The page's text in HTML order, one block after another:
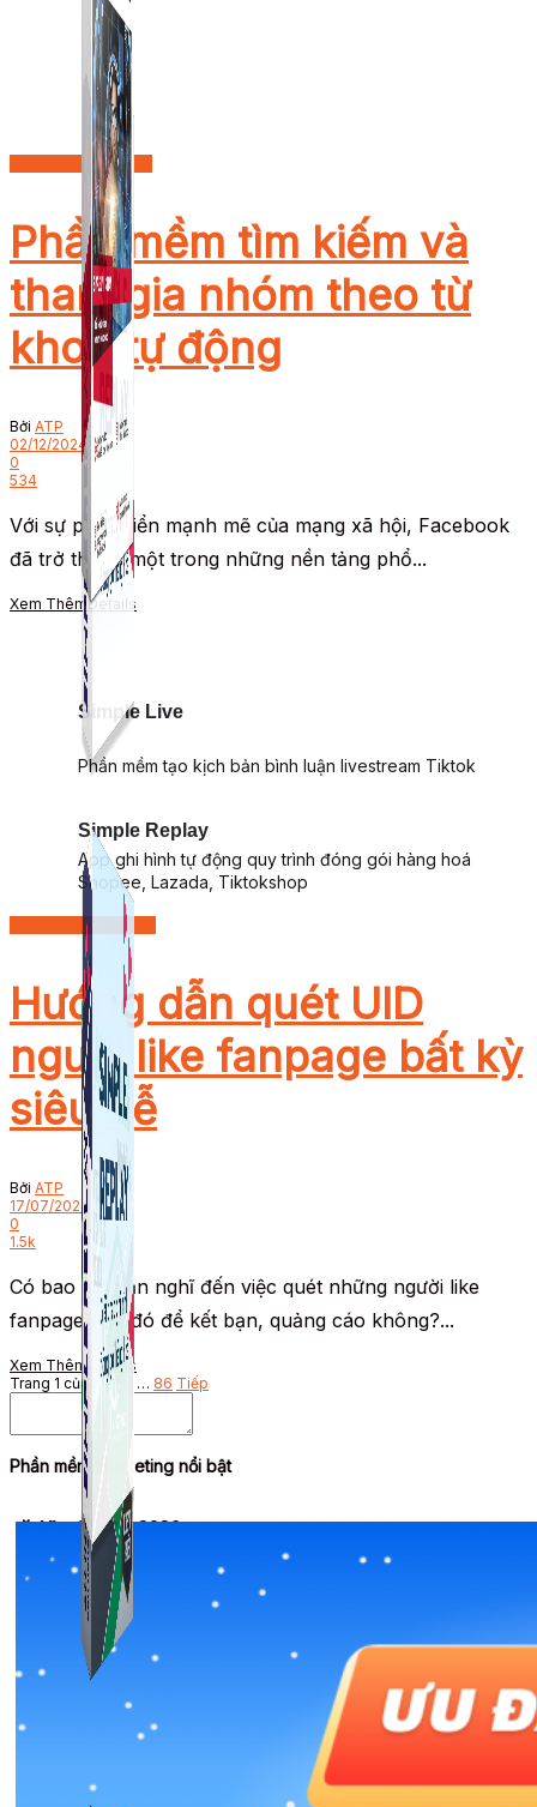
Simple Replay
App ghi hình tự động quy trình đóng gói hàng hoá
Shopee, Lazada, Tiktokshop
Combo phần mềm mềm Marketing dành cho điện
thoại.
Simple Live
Phần mềm tạo kịch bản bình luận livestream Tiktok
Simple Replay
App ghi hình tự động quy trình đóng gói hàng hoá
Shopee, Lazada, Tiktokshop
Bán hàng trên Group
Phần mềm tìm kiếm và
tham gia nhóm theo từ
khoá tự động
Bởi ATP
02/12/2024
0
534
Với sự phát triển mạnh mẽ của mạng xã hội, Facebook
đã trở thành một trong những nền tảng phổ...
Xem ThêmDetails
Facebook Marketing
Hướng dẫn quét UID
người like fanpage bất kỳ
siêu dễ
Bởi ATP
17/07/2024
0
1.5k
Có bao giờ bạn nghĩ đến việc quét những người like
fanpage nào đó để kết bạn, quảng cáo không?...
Xem Thêm Details
Trang 1 của 86
… 86 Tiếp
Phần mềm Marketing nổi bật
🎉 Ưu đãi Tết 2026